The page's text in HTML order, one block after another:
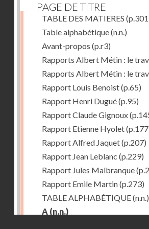
PAGE DE TITRE
TABLE DES MATIERES
Table alphabétique(n.n.)
Avant-propos (p.r3)
Rapports Albert Métin : le
Rapports Albert Métin : le
Rapport Louis Benoist(p.65)
Rapport Henri Dugué(p.95)
Rapport Claude Gignoux
Rapport Etienne Hyolet
Rapport Alfred Jaquet(p.207)
Rapport Jean Leblanc (p.229)
Rapport Jules Malbranque
Rapport Emile Martin(p.273)
TABLE ALPHABÉTIQUE(n.n.)
A (n.n.)